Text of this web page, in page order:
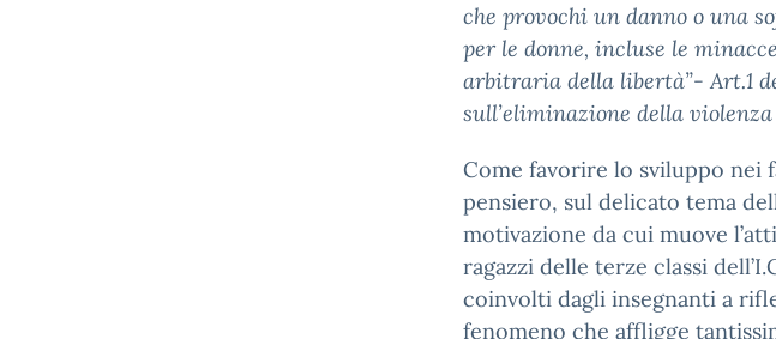
che provochi un danno o una
per le donne, incluse le
arbitraria della libertà”- Art.1
sull’eliminazione della
Come favorire lo sviluppo nei
pensiero, sul delicato tema
motivazione da cui muove
ragazzi delle terze classi
coinvolti dagli insegnanti a
fenomeno che affligge